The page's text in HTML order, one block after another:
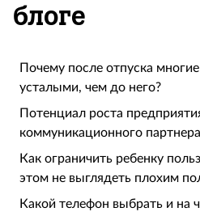
блоге
Почему после отпуска
усталыми, чем до него?
Потенциал роста
коммуникационного партнера
Как ограничить ребенку
этом не выглядеть плохим
Какой телефон выбрать и на